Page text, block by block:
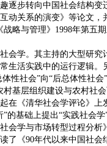
步转向中国社会结构变
动关系的演变》等论文，
略与管理》1998年第五
学。其主持的大型研究
生活实践中的运行逻辑
性社会”向“后总体性社会
层组织建设与农村社
《清华社会学评论》上
基础上提出“实践社会学
会学与市场转型过程分析
《90年代以来中国社会